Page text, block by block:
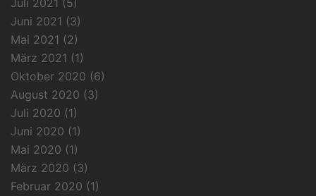
Juni 2021 (3)
Mai 2021 (2)
März 2021 (1)
Oktober 2020 (6)
August 2020 (3)
Juli 2020 (1)
Juni 2020 (1)
Mai 2020 (1)
März 2020 (3)
Februar 2020 (1)